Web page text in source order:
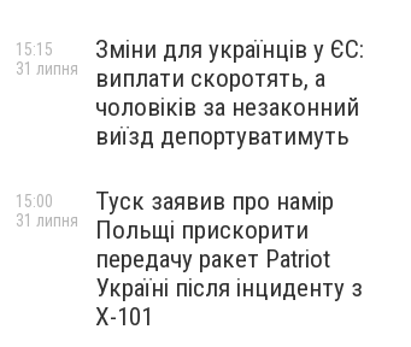
Зміни для українців у ЄС:
виплати скоротять, а
чоловіків за незаконний
виїзд депортуватимуть
15:15
31 липня
Туск заявив про намір
Польщі прискорити
передачу ракет Patriot
Україні після інциденту з
Х-101
15:00
31 липня